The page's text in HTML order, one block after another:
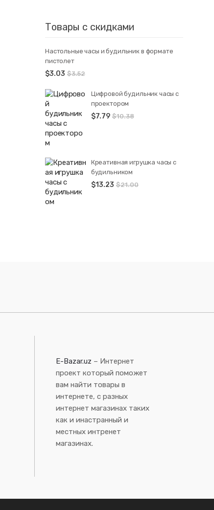
Товары с скидками
Настольные часы и будильник в формате
пистолет
$3.03 $3.52
Цифровой будильник часы с
проектором
$7.79 $10.38
Креативная игрушка часы c
будильником
$13.23 $21.00
E-Bazar.uz – Интернет
проект который поможет
вам найти товары в
интернете, с разных
интернет магазинах таких
как и инастранный и
местных интренет
магазинах.